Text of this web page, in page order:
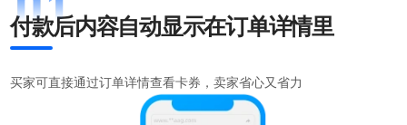
付款后内容自动显示在订单详情里
买家可直接通过订单详情查看卡券，卖家省心又省力